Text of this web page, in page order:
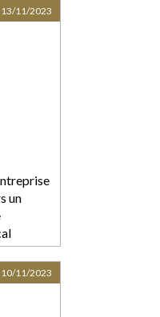
un
13/11/2023
10/11/2023